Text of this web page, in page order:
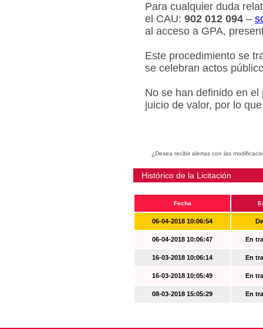
Para cualquier duda
el CAU: 902 012 094 –
al acceso a GPA,
Este procedimiento se
se celebran actos
No se han definido en
juicio de valor, por lo
¿Desea recibir alertas con las
Histórico de la Licitación
Fecha
06-04-2018 10:06:54
06-04-2018 10:06:47 En
16-03-2018 10:06:14 En
16-03-2018 10:05:49 En
08-03-2018 15:05:29 En